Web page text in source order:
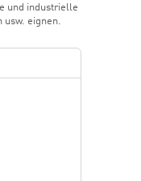
und industrielle
usw. eignen.